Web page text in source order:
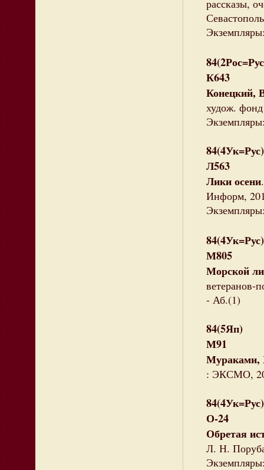
рассказы,
К643
Конецкий,
худож.
Л563
Лики осени
Информ,
М805
Морской
ветеранов-
- Аб.(1)
84(5Яп)
М91
Мураками,
: ЭКСМО,
О-24
Обретая
Л. Н.